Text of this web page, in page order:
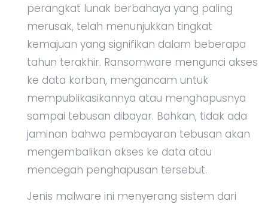
perangkat lunak berbahaya yang paling
merusak, telah menunjukkan tingkat
kemajuan yang signifikan dalam beberapa
tahun terakhir. Ransomware mengunci akses
ke data korban, mengancam untuk
mempublikasikannya atau menghapusnya
sampai tebusan dibayar. Bahkan, tidak ada
jaminan bahwa pembayaran tebusan akan
mengembalikan akses ke data atau
mencegah penghapusan tersebut.
Jenis malware ini menyerang sistem dari